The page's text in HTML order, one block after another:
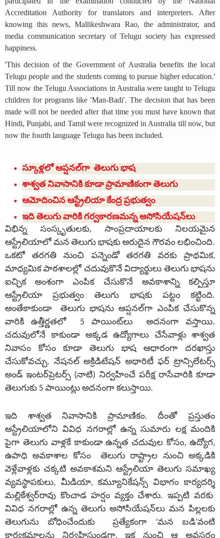
Accreditation Authority for translators and interpreters. After
knowing this news, Mallikeshwara Rao, the administrator, and
media communication secretary of Telugu society has expressed
happiness.
'This decision of the Government of Australia benefits the local
Telugu people and the students coming to pursue higher education.'
Till now the Telugu Associations in Australia were taught to Telugu
children for programs like 'Man-Badi'. The decision that has been
made will not be needed after that time you must have known that
Hindi, Punjabi, and Tamil were recognized in Australia till now, but
now the fourth language Telugu has been included.
స్కూళ్లలో ఆప్షనల్‌గా తెలుగు భాష
శాశ్వత నివాసానికి కూడా ప్రామాణికంగా తెలుగు
ఆమోదించిన ఆస్ట్రేలియా కేంద్ర ప్రభుత్వం
ఇది తెలుగు వారికి గర్వకారణమన్న అసోసియేషన్‌లు
విభిన్న సంస్కృతులకు, సాంప్రదాయాలకు నిలయమైన
ఆస్ట్రేలియాలో మన తెలుగు భాషకు అరుదైన గౌరవం లభించింది.
ఒకటో తరగతి నుంచి పన్నెండో తరగతి వరకు ప్రాథమిక,
మాధ్యమిక పాఠశాలల్లో చదువుకొనే విద్యార్థులు తెలుగు భాషను
ఐచ్ఛిక అంశంగా ఎంపిక చేసుకొనే అవకాశాన్ని కల్పిస్తూ
ఆస్ట్రేలియా ప్రభుత్వం తెలుగు భాషకు పట్టం కట్టింది.
అంతేకాకుండా తెలుగు భాషను ఆప్షనల్‌గా ఎంపిక చేసుకొన్న
వారికి ఉత్తీర్ణతలో 5 పాయింట్‌లు అదనంగా వస్తాయి.
చదువులోనే కాకుండా అక్కడ ఉద్యోగాలు చేసేవాళ్లు శాశ్వత
నివాసం కోసం కూడా తెలుగు భాష ఆధారంగా దరఖాస్తు
చేసుకోవచ్చు. నేషనల్‌ అక్రిడిటేషన్‌ అథారిటీ ఫర్‌ ట్రాన్సిలేటర్స్‌
అండ్‌ ఇంటర్‌ప్రెటర్స్‌ (నాటి) నిర్వహించే పరీక్ష రాసేవారికి కూడా
తెలుగుకు 5 పాయింట్లు అదనంగా కలుస్తాయి.
ఇది శాశ్వత నివాసానికి ప్రామాణికం. దీంతో ప్రస్తుతం
ఆస్ట్రేలియాలోని వివిధ నగరాల్లో ఉన్న సుమారు లక్ష మందికి
పైగా తెలుగు వాళ్లకే కాకుండా ఉన్నత చదువుల కోసం, ఉద్యోగ,
ఉపాధి అవకాశాల కోసం తెలుగు రాష్ట్రాల నుంచి అక్కడికి
వెళ్లేవాళ్లకు చక్కటి అవకాశమని ఆస్ట్రేలియా తెలుగు సమాఖ్య
వ్యవస్థాపకులు, మీడియా, కమ్యూనికేషన్స్‌ విభాగం కార్యదర్శి
మల్లికేశ్వర్‌రావు కొంచాడ హర్షం వ్యక్తం చేశారు. ఇప్పటి వరకు
వివిధ నగరాల్లో ఉన్న తెలుగు అసోసియేషన్‌లు మన పిల్లలకు
తెలుగును బోధించేందుకు ప్రత్యేకంగా ‘మన బడి’వంటి
కార్యక్రమాలను నిర్వహిస్తుండగా, ఇక నుంచి ఆ అవసరం